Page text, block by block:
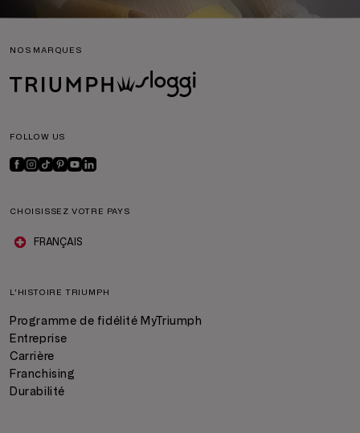
NOS MARQUES
FOLLOW US
CHOISISSEZ VOTRE PAYS
FRANÇAIS
L'HISTOIRE TRIUMPH
Programme de fidélité MyTriumph
Entreprise
Carrière
Franchising
Durabilité